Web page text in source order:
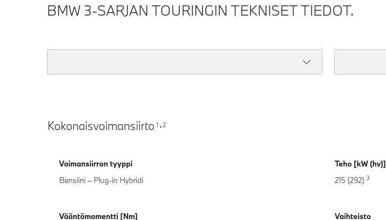
BMW 3-SARJAN TOURINGIN TEKNISET TIEDOT.
Kokonaisvoimansiirto 1 , 2
Voimansiirron tyyppi
Bensiini – Plug-in Hybridi
Teho [kW (hv)]
215 (292) 3
Vääntömomentti [Nm]
Vaihteisto